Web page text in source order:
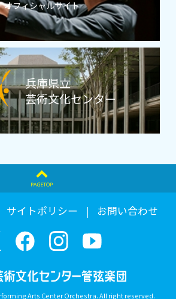
オフィシャルサイト
兵庫県立
芸術文化センター
サイトポリシー お問い合わせ
Arts Center Orchestra. All right reserved.